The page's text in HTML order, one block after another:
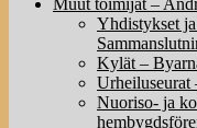
Muut toimijat –
Yhdistykset
Kylät –
Urheiluseurat
Nuoriso- ja